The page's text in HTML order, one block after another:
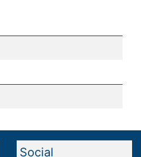
Social